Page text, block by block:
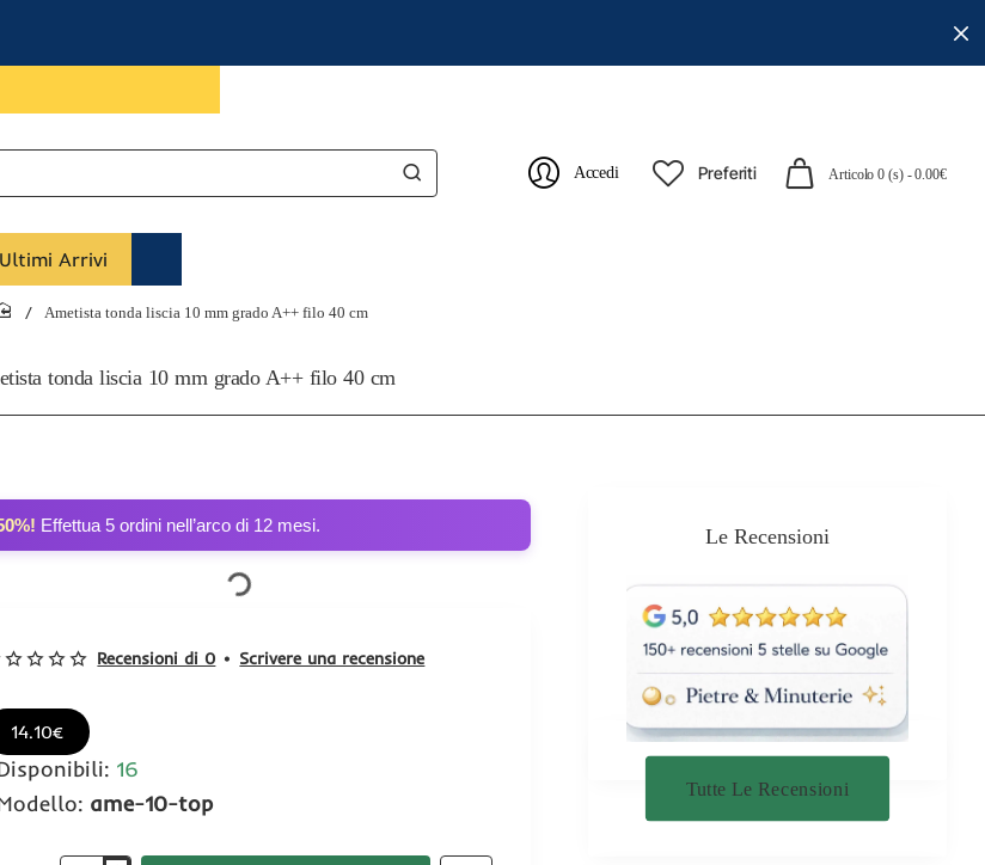
Accedi Preferiti Articolo 0 (s) - 0.00€
Ultimi Arrivi
tonda liscia 10 mm grado A++ filo 40 cm
Ametista tonda liscia 10 mm grado A++ filo 40 cm
Effettua 5 ordini nell’arco di 12 mesi.
Recensioni di 0 • Scrivere una recensione
14.10€
16
ame-10-top
Le Recensioni
Tutte Le Recensioni